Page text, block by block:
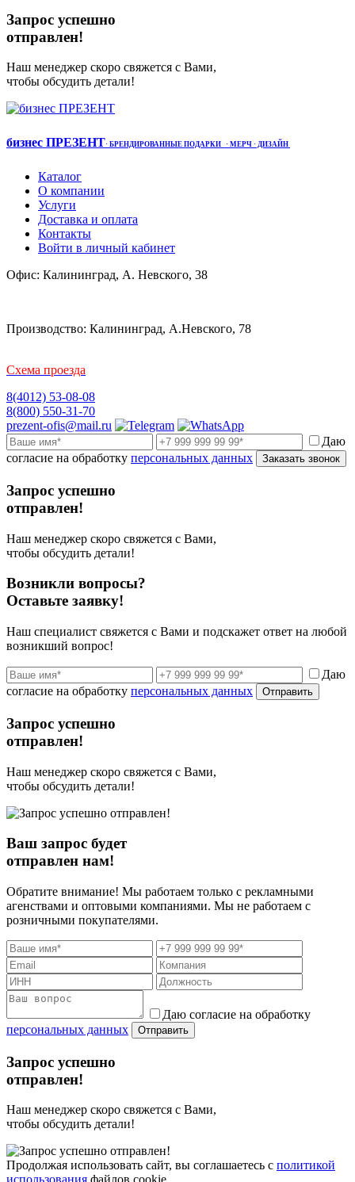
Запрос успешно
отправлен!
Наш менеджер скоро свяжется с Вами,
чтобы обсудить детали!
бизнес ПРЕЗЕНТ· БРЕНДИРОВАННЫЕ ПОДАРКИ · МЕРЧ · ДИЗАЙН
Каталог
О компании
Услуги
Доставка и оплата
Контакты
Войти в личный кабинет
Офис: Калининград, А. Невского, 38
Производство: Калининград, А.Невского, 78
Схема проезда
8(4012) 53-08-08
8(800) 550-31-70
prezent-ofis@mail.ru
Даю
согласие на обработку персональных данных Заказать звонок
Запрос успешно
отправлен!
Наш менеджер скоро свяжется с Вами,
чтобы обсудить детали!
Возникли вопросы?
Оставьте заявку!
Наш специалист свяжется с Вами и подскажет ответ на любой
возникший вопрос!
Даю
согласие на обработку персональных данных Отправить
Запрос успешно
отправлен!
Наш менеджер скоро свяжется с Вами,
чтобы обсудить детали!
Ваш запрос будет
отправлен нам!
Обратите внимание! Мы работаем только с рекламными
агенствами и оптовыми компаниями. Мы не работаем с
розничными покупателями.
Даю согласие на обработку
персональных данных
Отправить
Запрос успешно
отправлен!
Наш менеджер скоро свяжется с Вами,
чтобы обсудить детали!
Продолжая использовать сайт, вы соглашаетесь с политикой